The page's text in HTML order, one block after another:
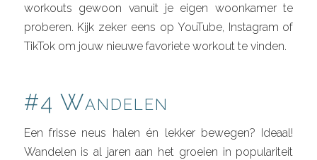
workouts gewoon vanuit je eigen woonkamer te
proberen. Kijk zeker eens op YouTube, Instagram of
TikTok om jouw nieuwe favoriete workout te vinden.
#4 Wandelen
Een frisse neus halen én lekker bewegen? Ideaal!
Wandelen is al jaren aan het groeien in populariteit